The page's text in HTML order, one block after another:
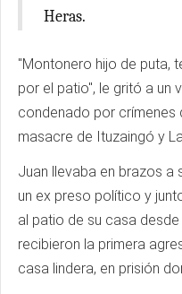
Heras.
"Montonero hijo de puta,
por el patio", le gritó a un
condenado por crímenes
masacre de Ituzaingó y
Juan llevaba en brazos a
un ex preso político y
al patio de su casa
recibieron la primera
casa lindera, en prisión